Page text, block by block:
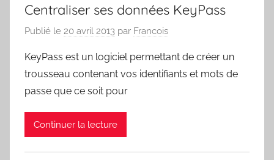
Centraliser ses données KeyPass
Publié le 20 avril 2013 par Francois
KeyPass est un logiciel permettant de créer un
trousseau contenant vos identifiants et mots de
passe que ce soit pour
Continuer la lecture